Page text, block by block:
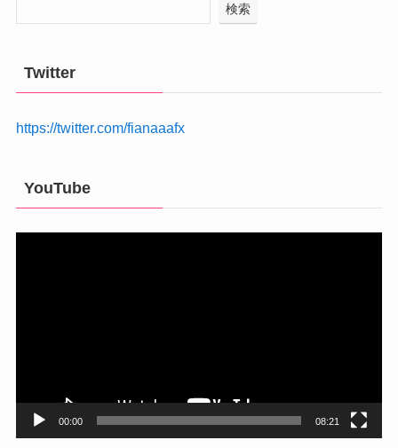
検索
Twitter
https://twitter.com/fianaaafx
YouTube
00:00 08:21